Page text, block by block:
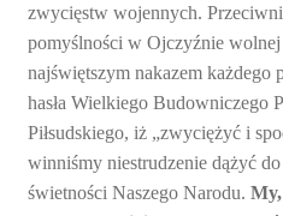
zwycięstw wojennych.
pomyślności w Ojczyźnie
najświętszym nakazem każdego
hasła Wielkiego Budowniczego
Piłsudskiego, iż „zwyciężyć i
winniśmy niestrudzenie dążyć
świetności Naszego Narodu.